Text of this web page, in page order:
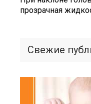
прозрачная
Свежие